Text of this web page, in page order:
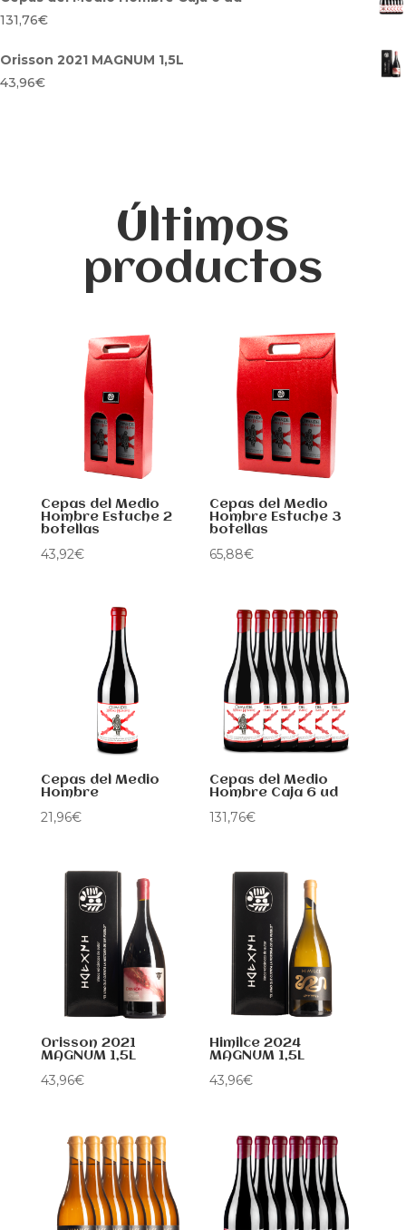
131,76€
Orisson 2021 MAGNUM 1,5L
43,96€
Últimos
productos
Cepas del Medio
Hombre Estuche 2
botellas
43,92€
Cepas del Medio
Hombre Estuche 3
botellas
65,88€
Cepas del Medio
Hombre
21,96€
Cepas del Medio
Hombre Caja 6 ud
131,76€
Orisson 2021
MAGNUM 1,5L
43,96€
Himilce 2024
MAGNUM 1,5L
43,96€